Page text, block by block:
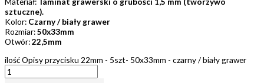
sztuczne).
Kolor: Czarny / biały grawer
Rozmiar:50x33mm
Otwór:22,5mm
ilość Opisy przycisku 22mm - 5szt- 50x33mm - czarny / biały grawer